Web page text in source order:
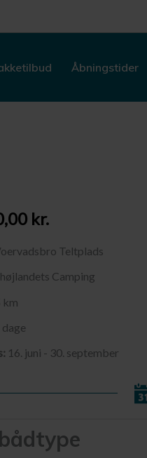
Åbningstider
kr.
Teltplads
Camping
km
dage
16. juni - 30. september